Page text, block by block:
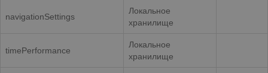
navigationSettings
Локальное
хранилище
timePerformance
Локальное
хранилище